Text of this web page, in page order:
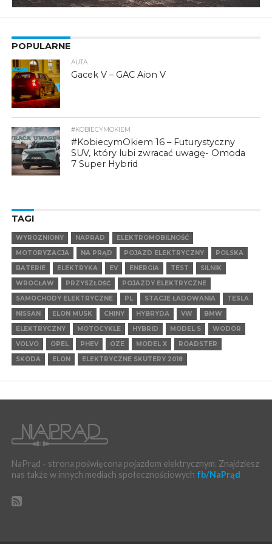
POPULARNE
AUTA
Gacek V – GAC Aion V
#KOBIECYMOKIEM
#KobiecymOkiem 16 – Futurystyczny
SUV, który lubi zwracać uwagę- Omoda
7 Super Hybrid
TAGI
WYROZNIONY NAPRAD
ELEKTROMOBILNOŚĆ
MOTORYZACJA
NA PRĄD POJAZD ELEKTRYCZNY
POLSKA
BATERIE
ELEKTRYKA EV ENERGIA TEST
SILNIK
WROCŁAW
PRZYSZŁOŚĆ
POJAZDY ELEKTRYCZNE
SAMOCHODY ELEKTRYCZNE
PL STACJE ŁADOWANIA
TESLA
NISSAN
ELON MUSK CHINY HYBRYDA VW
BMW
ELEKTRYCZNY
MOTOCYKLE HYBRID MODEL S
WODÓR
VOLVO
OPEL PHEV OZE MODEL X
ROADSTER
SKODA
ELON ELEKTRYCZNE SKUTERY 2018
NaPrąd - strona poświęcona pojazdom elektrycznym. Znajdziesz
nas także w innych mediach społecznościowych fb/NaPrąd